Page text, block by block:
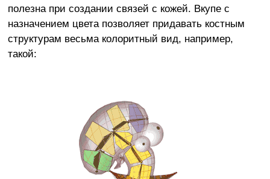
полезна при создании связей с кожей. Вкупе с
назначением цвета позволяет придавать костным
структурам весьма колоритный вид, например,
такой: